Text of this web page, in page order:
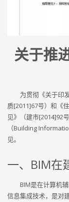
关于推
为贯彻《关于印
质[2011]67号）和《
见》（建市[2014]92
（Building
见。
一、BIM在
BIM是在计算机
信息集成技术，是对